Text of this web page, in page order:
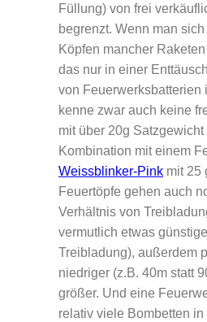
Füllung) von frei
begrenzt. Wenn man
Köpfen mancher
das nur in einer
von Feuerwerksbatterien
kenne zwar auch keine
mit über 20g
Kombination mit einem
Weissblinker-Pink mit 25
Feuertöpfe gehen auch
Verhältnis von
vermutlich etwas
Treibladung), außerdem
niedriger (z.B. 40m statt
größer. Und eine
relativ viele Bombetten